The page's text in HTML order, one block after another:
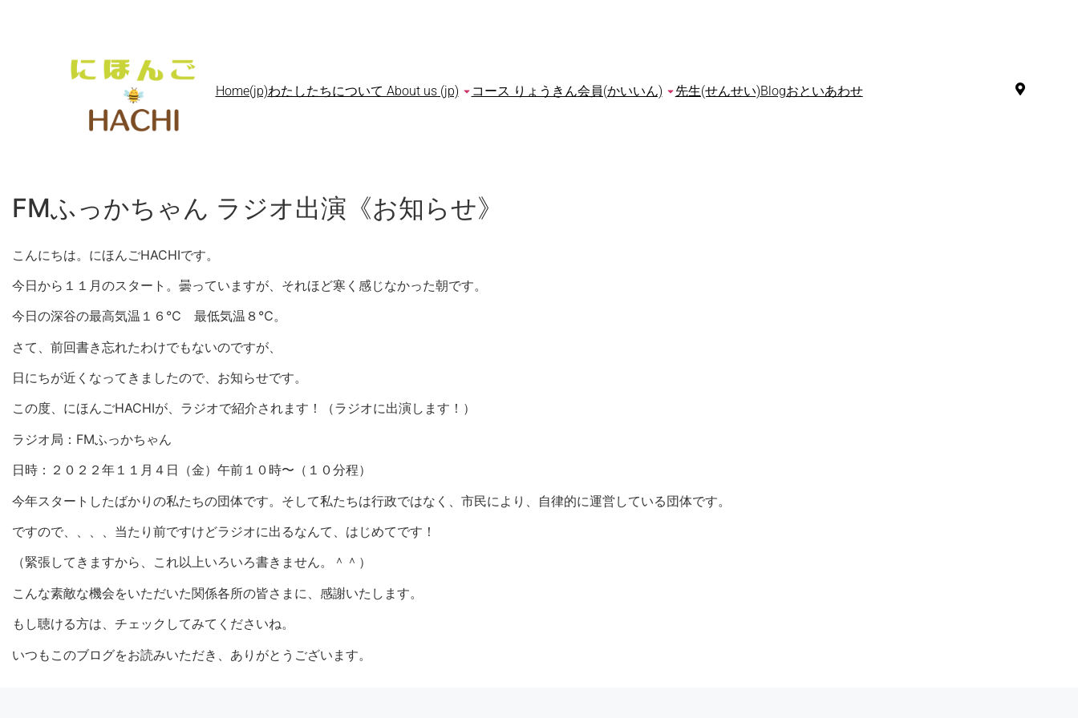
Home(jp)わたしたちについて About us (jp) コース りょうきん会員(かいいん) 先生(せんせい)Blogおといあわせ
FMふっかちゃん ラジオ出演《お知らせ》
こんにちは。にほんごHACHIです。
今日から１１月のスタート。曇っていますが、それほど寒く感じなかった朝です。
今日の深谷の最高気温１６℃ 最低気温８℃。
さて、前回書き忘れたわけでもないのですが、
日にちが近くなってきましたので、お知らせです。
この度、にほんごHACHIが、ラジオで紹介されます！（ラジオに出演します！）
ラジオ局：FMふっかちゃん
日時：２０２２年１１月４日（金）午前１０時〜（１０分程）
今年スタートしたばかりの私たちの団体です。そして私たちは行政ではなく、市民により、自律的に運営している団体です。
ですので、、、、当たり前ですけどラジオに出るなんて、はじめてです！
（緊張してきますから、これ以上いろいろ書きません。＾＾）
こんな素敵な機会をいただいた関係各所の皆さまに、感謝いたします。
もし聴ける方は、チェックしてみてくださいね。
いつもこのブログをお読みいただき、ありがとうございます。